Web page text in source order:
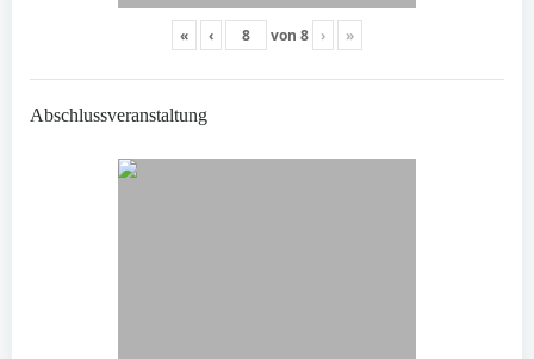
« ‹ von 8 › »
Abschlussveranstaltung